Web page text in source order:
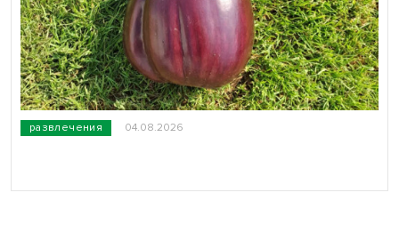
развлечения 04.08.2026